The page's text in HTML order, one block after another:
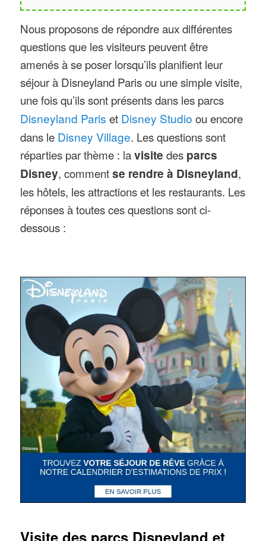
Nous proposons de répondre aux différentes
questions que les visiteurs peuvent être
amenés à se poser lorsqu’ils planifient leur
séjour à Disneyland Paris ou une simple visite,
une fois qu’ils sont présents dans les parcs
Disneyland Paris et Disney Studio ou encore
dans le Disney Village. Les questions sont
réparties par thème : lavisite des parcs
Disney, commentse rendre à Disneyland,
les hôtels, les attractions et les restaurants. Les
réponses à toutes ces questions sont ci-
dessous :
Visite des parcs Disneyland et